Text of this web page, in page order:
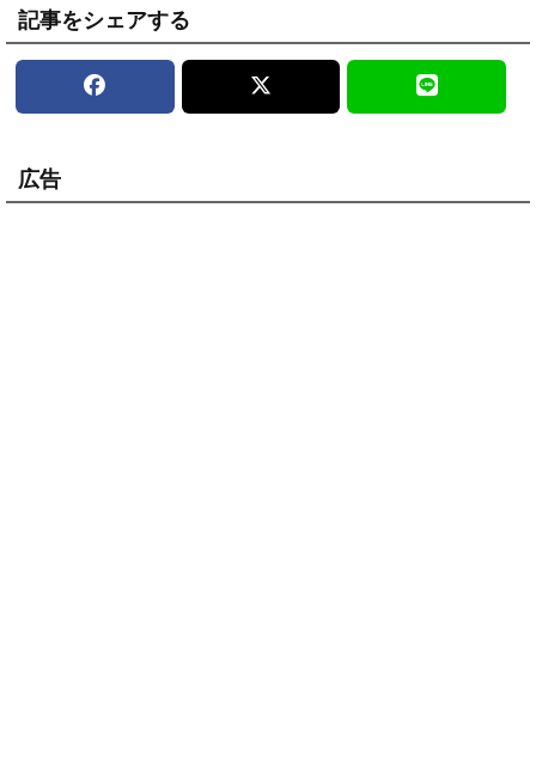
記事をシェアする
広告